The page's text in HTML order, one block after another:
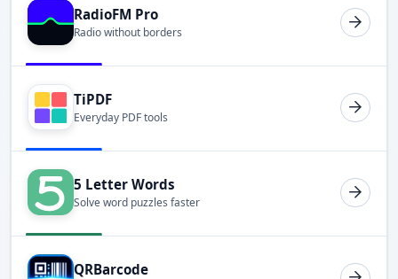
RadioFM Pro
Radio without borders
TiPDF
Everyday PDF tools
5 Letter Words
Solve word puzzles faster
QRBarcode